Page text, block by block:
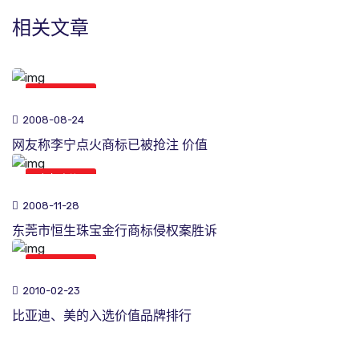
相关文章
2008-08-24
网友称李宁点火商标已被抢注 价值
2008-11-28
东莞市恒生珠宝金行商标侵权案胜诉
2010-02-23
比亚迪、美的入选价值品牌排行